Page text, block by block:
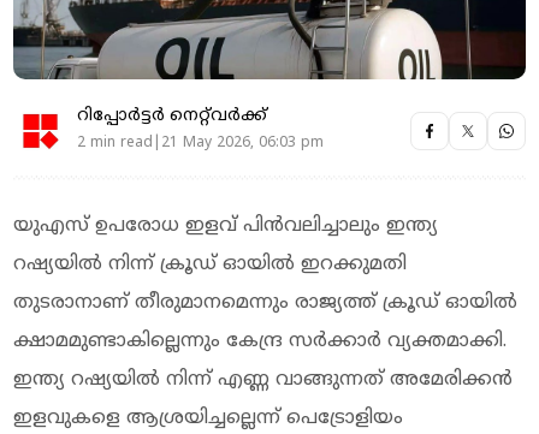
റിപ്പോർട്ടർ നെറ്റ്‌വര്‍ക്ക്‌
2 min read|21 May 2026, 06:03 pm
യുഎസ് ഉപരോധ ഇളവ് പിന്‍വലിച്ചാലും ഇന്ത്യ
റഷ്യയില്‍ നിന്ന് ക്രൂഡ് ഓയില്‍ ഇറക്കുമതി
തുടരാനാണ് തീരുമാനമെന്നും രാജ്യത്ത് ക്രൂഡ് ഓയില്‍
ക്ഷാമമുണ്ടാകില്ലെന്നും കേന്ദ്ര സര്‍ക്കാര്‍ വ്യക്തമാക്കി.
ഇന്ത്യ റഷ്യയില്‍ നിന്ന് എണ്ണ വാങ്ങുന്നത് അമേരിക്കന്‍
ഇളവുകളെ ആശ്രയിച്ചല്ലെന്ന് പെട്രോളിയം